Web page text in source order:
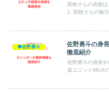
田牧そらの高校
1. 田牧そらの魅
◆佐野勇斗
佐野勇斗の身
徹底紹介
佐野勇斗の身長
楽ユニットM!LK